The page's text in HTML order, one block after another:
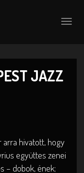
JAZZ
arra hivatott, hogy
együttes zenei
– dobok, ének;